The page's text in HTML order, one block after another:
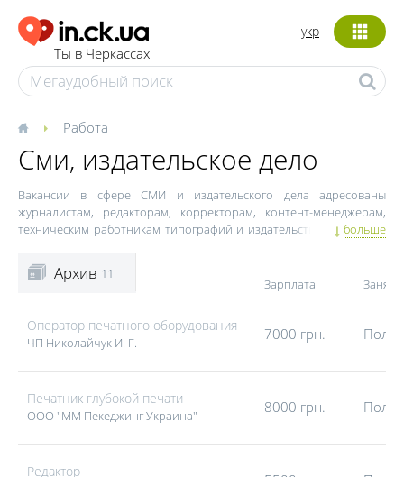
Ты в Черкассах
укр
Работа
Сми, издательское дело
Вакансии в сфере СМИ и издательского дела адресованы
журналистам, редакторам, корректорам, контент-менеджерам,
техническим работникам типографий и издательств. Черкасский
определенным количеством газет, телеканалов и онлайн-сайтов,
которые успели завоевать свою аудиторию и репутацию. В виду
того, что новые компании в сфере СМИ и издательского дела
отрасли немного. Вакансии журналиста, редактора, ведущего на
телевидении, контент-менеджера для интернет-сайтов в
больше
Архив 11
Зарплата
Оператор печатного оборудования
ЧП Николайчук И. Г. 7000 грн.
Печатник глубокой печати
ООО "ММ Пекеджинг Украина" 8000 грн.
Редактор